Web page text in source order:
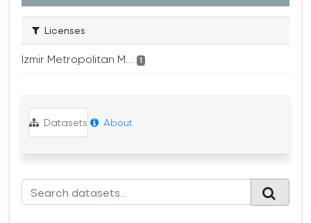
Licenses
Izmir Metropolitan M... 1
Datasets About